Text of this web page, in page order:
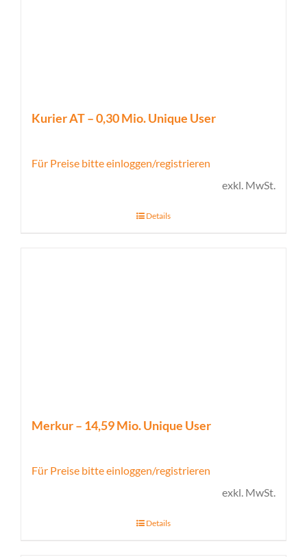
Kurier AT – 0,30 Mio. Unique User
Für Preise bitte einloggen/registrieren
exkl. MwSt.
Details
Merkur – 14,59 Mio. Unique User
Für Preise bitte einloggen/registrieren
exkl. MwSt.
Details